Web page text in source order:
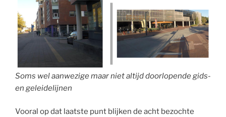
Soms wel aanwezige maar niet altijd doorlopende gids-
en geleidelijnen
Vooral op dat laatste punt blijken de acht bezochte